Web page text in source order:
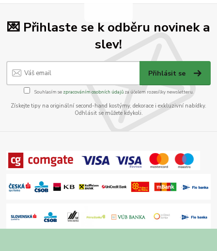
💌 Přihlaste se k odběru novinek a
slev!
Přihlásit se
Souhlasím se zpracováním osobních údajůza účelem rozesílky newsletteru.
Získejte tipy na originální second-hand kostýmy, dekorace i exkluzivní nabídky.
Odhlásit se můžete kdykoli.